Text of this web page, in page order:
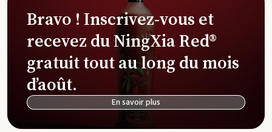
Bravo ! Inscrivez-vous et
recevez du NingXia Red®
gratuit tout au long du mois
d’août.
En savoir plus